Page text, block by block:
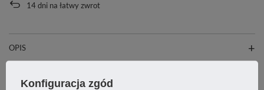
14dni na łatwy zwrot
OPIS
Konfiguracja zgód